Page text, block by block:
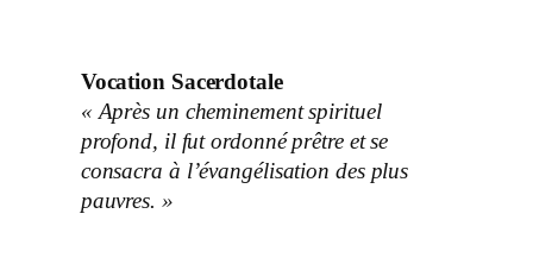
Vocation Sacerdotale
« Après un cheminement spirituel
profond, il fut ordonné prêtre et se
consacra à l’évangélisation des plus
pauvres. »